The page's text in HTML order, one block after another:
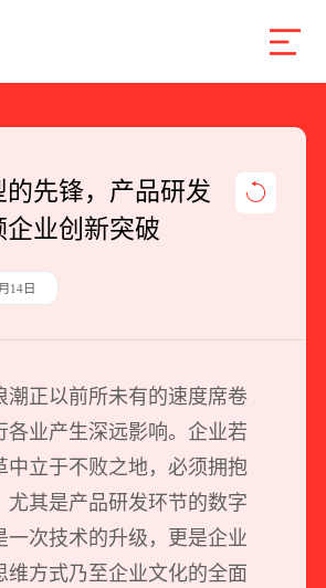
设
发
的先锋，产品研发
企业创新突破
14日
潮正以前所未有的速度席卷
各业产生深远影响。企业若
中立于不败之地，必须拥抱
尤其是产品研发环节的数字
一次技术的升级，更是企业
维方式乃至企业文化的全面